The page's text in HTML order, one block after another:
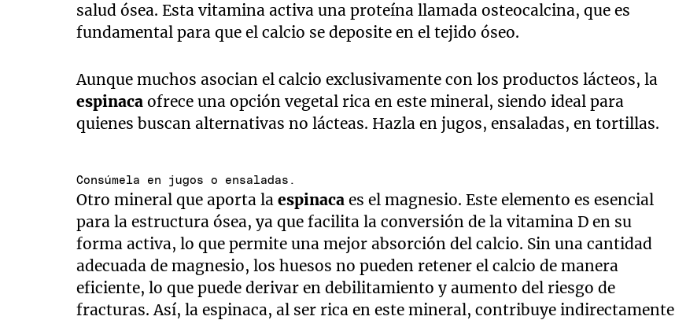
salud ósea. Esta vitamina activa una proteína llamada osteocalcina, que es
fundamental para que el calcio se deposite en el tejido óseo.
Aunque muchos asocian el calcio exclusivamente con los productos lácteos, la
espinacaofrece una opción vegetal rica en este mineral, siendo ideal para
quienes buscan alternativas no lácteas. Hazla en jugos, ensaladas, en tortillas.
Consúmela en jugos o ensaladas.
Otro mineral que aporta laespinacaes el magnesio. Este elemento es esencial
para la estructura ósea, ya que facilita la conversión de la vitamina D en su
forma activa, lo que permite una mejor absorción del calcio. Sin una cantidad
adecuada de magnesio, los huesos no pueden retener el calcio de manera
eficiente, lo que puede derivar en debilitamiento y aumento del riesgo de
fracturas. Así, la espinaca, al ser rica en este mineral, contribuye indirectamente